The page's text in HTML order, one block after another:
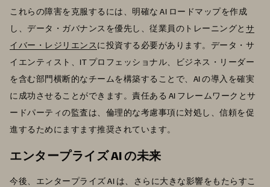
これらの障害を克服するには、明確な AI ロードマップを作成
し、データ・ガバナンスを優先し、従業員のトレーニングと サ
イバー・レジリエンスに投資する必要があります。データ・サ
イエンティスト、IT プロフェッショナル、ビジネス・リーダー
を含む部門横断的なチームを構築することで、AI の導入を確実
に成功させることができます。責任ある AI フレームワークとサ
ードパーティの監査は、倫理的な考慮事項に対処し、信頼を促
進するためにますます推奨されています。
エンタープライズ AI の未来
今後、エンタープライズ AI は、さらに大きな影響をもたらすこ